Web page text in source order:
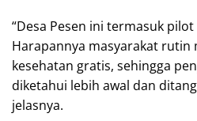
“Desa Pesen ini termasuk
Harapannya masyarakat rutin
kesehatan gratis, sehingga
diketahui lebih awal dan
jelasnya.